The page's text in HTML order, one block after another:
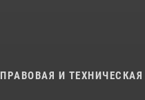
ПРАВОВАЯ И